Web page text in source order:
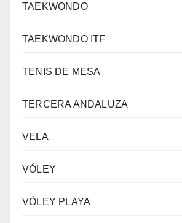
TAEKWONDO
TAEKWONDO ITF
TENIS DE MESA
TERCERA ANDALUZA
VELA
VÓLEY
VÓLEY PLAYA